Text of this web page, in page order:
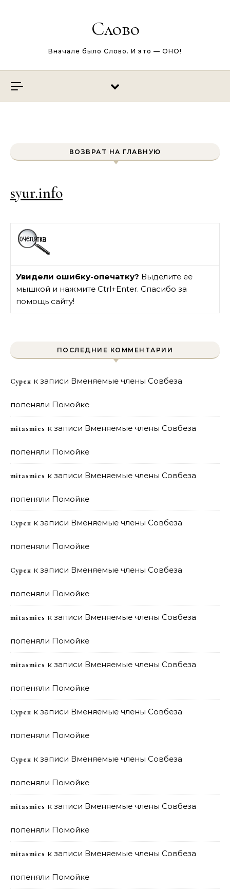
Слово
Вначале было Слово. И это — ОНО!
ВОЗВРАТ НА ГЛАВНУЮ
syur.info
Увидели ошибку-опечатку? Выделите ее
мышкой и нажмите Ctrl+Enter. Спасибо за
помощь сайту!
ПОСЛЕДНИЕ КОММЕНТАРИИ
Сурен к записи Вменяемые члены Совбеза
попеняли Помойке
mitasmies к записи Вменяемые члены Совбеза
попеняли Помойке
mitasmies к записи Вменяемые члены Совбеза
попеняли Помойке
Сурен к записи Вменяемые члены Совбеза
попеняли Помойке
Сурен к записи Вменяемые члены Совбеза
попеняли Помойке
mitasmies к записи Вменяемые члены Совбеза
попеняли Помойке
mitasmies к записи Вменяемые члены Совбеза
попеняли Помойке
Сурен к записи Вменяемые члены Совбеза
попеняли Помойке
Сурен к записи Вменяемые члены Совбеза
попеняли Помойке
mitasmies к записи Вменяемые члены Совбеза
попеняли Помойке
mitasmies к записи Вменяемые члены Совбеза
попеняли Помойке